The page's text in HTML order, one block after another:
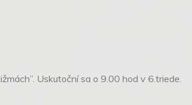
Uskutoční sa o 9.00 hod v 6.triede.